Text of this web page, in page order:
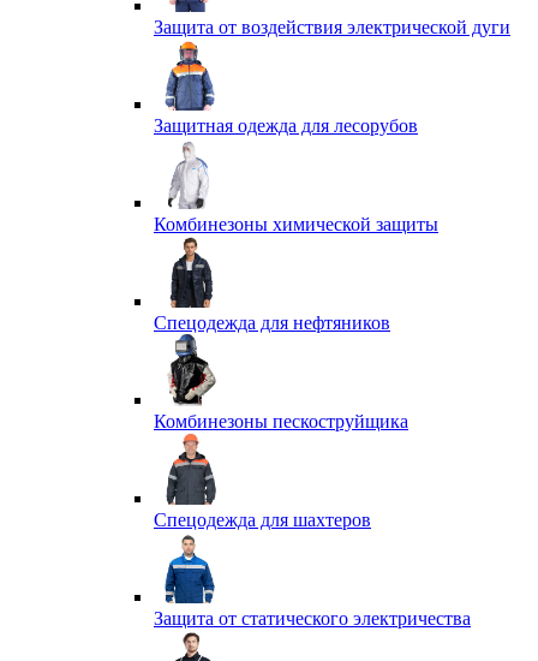
Защита от воздействия электрической дуги
Защитная одежда для лесорубов
Комбинезоны химической защиты
Спецодежда для нефтяников
Комбинезоны пескоструйщика
Спецодежда для шахтеров
Защита от статического электричества